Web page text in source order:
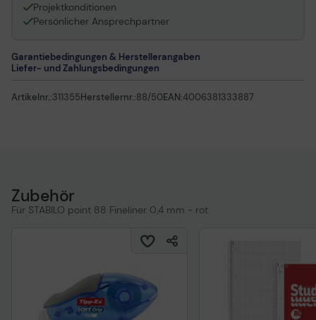
Projektkonditionen
Persönlicher Ansprechpartner
Garantiebedingungen & Herstellerangaben
Liefer- und Zahlungsbedingungen
Artikelnr.:311355Herstellernr.:88/50EAN:4006381333887
Zubehör
Für STABILO point 88 Fineliner 0,4 mm - rot